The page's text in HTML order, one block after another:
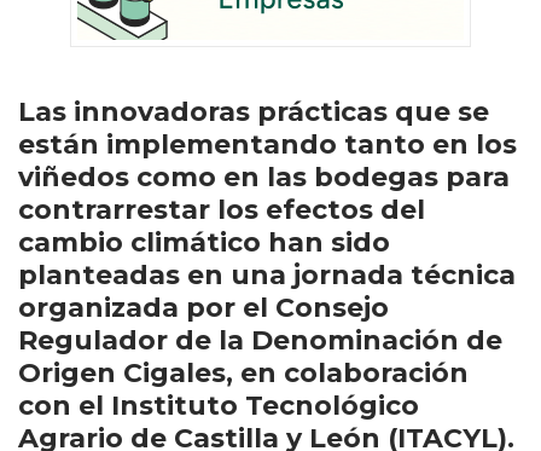
Las innovadoras prácticas que se
están implementando tanto en los
viñedos como en las bodegas para
contrarrestar los efectos del
cambio climático han sido
planteadas en una jornada técnica
organizada por el Consejo
Regulador de la Denominación de
Origen Cigales, en colaboración
con el Instituto Tecnológico
Agrario de Castilla y León (ITACYL).